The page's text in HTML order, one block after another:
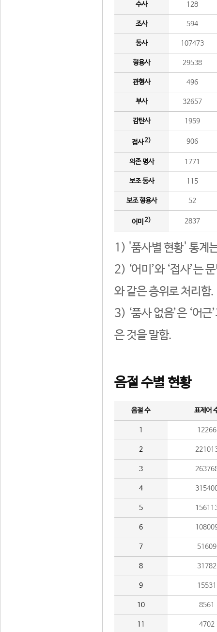
수사 128
조사 594
동사 107473
형용사 29538
관형사 496
부사 32657
감탄사 1959
접사2) 906
의존 명사 1771
보조 동사 115
보조 형용사 52
어미 2) 2837
1) '품사별 현황' 통계
2) ‘어미’와 ‘접사’는
와 같은 층위로 처리함.
3) ‘품사 없음’은 ‘어
은 것을 말함.
음절 수별 현황
음절 수 표제어
1 12266
2
3
4
5
6
7 51609
8 31782
9 15531
10 8561
11 4702